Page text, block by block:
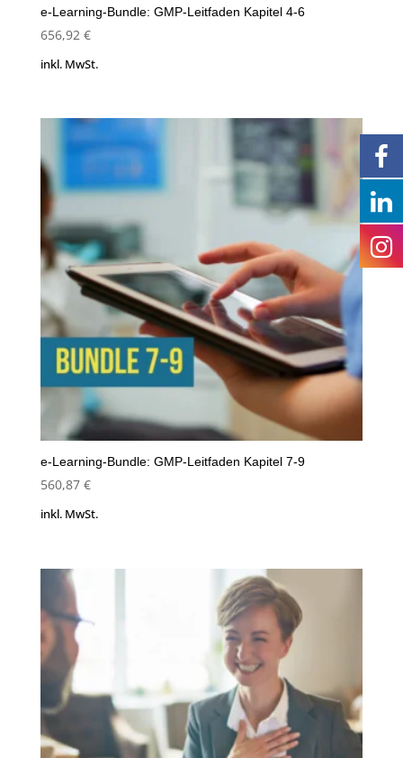
e-Learning-Bundle: GMP-Leitfaden Kapitel 4-6
656,92 €
inkl. MwSt.
e-Learning-Bundle: GMP-Leitfaden Kapitel 7-9
560,87 €
inkl. MwSt.